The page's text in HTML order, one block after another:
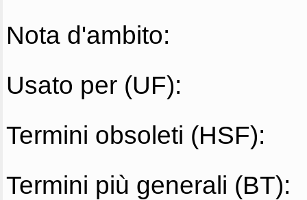
Nota d'ambito:
Usato per (UF):
Termini obsoleti (HSF):
Termini più generali (BT):